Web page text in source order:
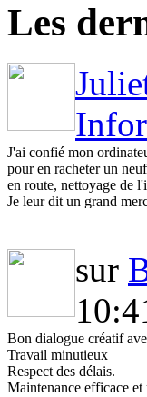
Les
J'ai confié mon
pour en racheter un
en route, nettoyage de
Je leur dit un grand
sur
Bon dialogue créatif
Travail minutieux
Respect des délais.
Maintenance efficace et